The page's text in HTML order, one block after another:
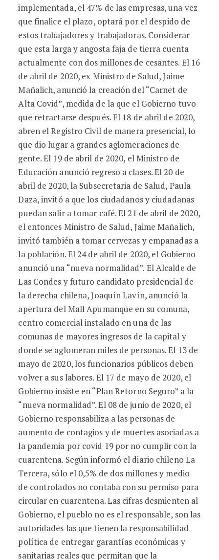
implementada, el 47% de las empresas, una vez
que finalice el plazo, optará por el despido de
estos trabajadores y trabajadoras. Considerar
que esta larga y angosta faja de tierra cuenta
actualmente con dos millones de cesantes. El 16
de abril de 2020, ex Ministro de Salud, Jaime
Mañalich, anunció la creación del “Carnet de
Alta Covid”, medida de la que el Gobierno tuvo
que retractarse después. El 18 de abril de 2020,
abren el Registro Civil de manera presencial, lo
que dio lugar a grandes aglomeraciones de
gente. El 19 de abril de 2020, el Ministro de
Educación anunció regreso a clases. El 20 de
abril de 2020, la Subsecretaria de Salud, Paula
Daza, invitó a que los ciudadanos y ciudadanas
puedan salir a tomar café. El 21 de abril de 2020,
el entonces Ministro de Salud, Jaime Mañalich,
invitó también a tomar cervezas y empanadas a
la población. El 24 de abril de 2020, el Gobierno
anunció una “nueva normalidad”. El Alcalde de
Las Condes y futuro candidato presidencial de
la derecha chilena, Joaquín Lavín, anunció la
apertura del Mall Apumanque en su comuna,
centro comercial instalado en una de las
comunas de mayores ingresos de la capital y
donde se aglomeran miles de personas. El 13 de
mayo de 2020, los funcionarios públicos deben
volver a sus labores. El 17 de mayo de 2020, el
Gobierno insiste en “Plan Retorno Seguro” a la
“nueva normalidad”. El 08 de junio de 2020, el
Gobierno responsabiliza a las personas de
aumento de contagios y de muertes asociadas a
la pandemia por covid 19 por no cumplir con la
cuarentena. Según informó el diario chileno La
Tercera, sólo el 0,5% de dos millones y medio
de controlados no contaba con su permiso para
circular en cuarentena. Las cifras desmienten al
Gobierno, el pueblo no es el responsable, son las
autoridades las que tienen la responsabilidad
política de entregar garantías económicas y
sanitarias reales que permitan que la